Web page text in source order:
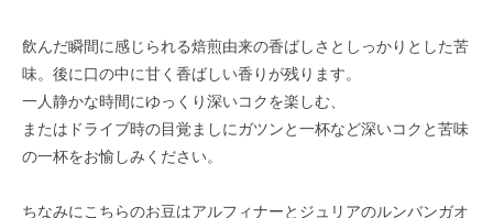
飲んだ瞬間に感じられる焙煎由来の香ばしさとしっかりとした苦
味。後に口の中に甘く香ばしい香りが残ります。
一人静かな時間にゆっくり深いコクを楽しむ、
またはドライブ時の目覚ましにガツンと一杯など深いコクと苦味
の一杯をお愉しみください。
ちなみにこちらのお豆はアルフィナーとジュリアのルンバンガオ